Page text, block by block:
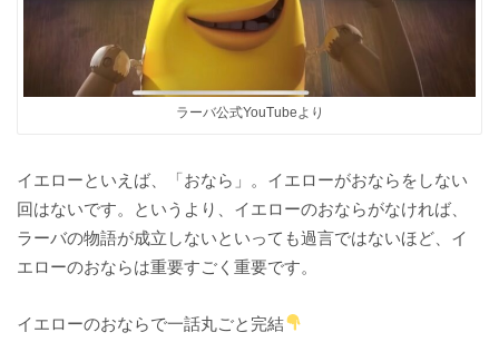
ラーバ公式YouTubeより
イエローといえば、「おなら」。イエローがおならをしない
回はないです。というより、イエローのおならがなければ、
ラーバの物語が成立しないといっても過言ではないほど、イ
エローのおならは重要すごく重要です。
イエローのおならで一話丸ごと完結